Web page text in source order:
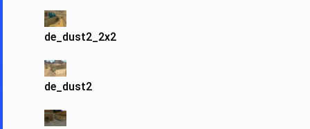
de_dust2_2x2
de_dust2